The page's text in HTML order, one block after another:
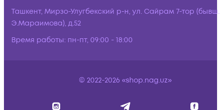
Ташкент, Мирзо-Улугбекский р-н, ул. Сайрам 7-тор (бывш.
Э.Мараимова), д.52
Время работы: пн-пт, 09:00 - 18:00
© 2022-2026 «shop.nag.uz»